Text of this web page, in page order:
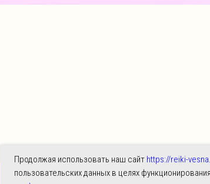
Продолжая использовать наш сайт https://reiki-
пользовательских данных в целях